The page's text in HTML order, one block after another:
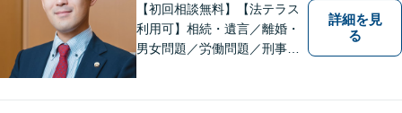
【初回相談無料】【法テラス
利用可】相続・遺言／離婚・
男女問題／労働問題／刑事事
詳細を見
る